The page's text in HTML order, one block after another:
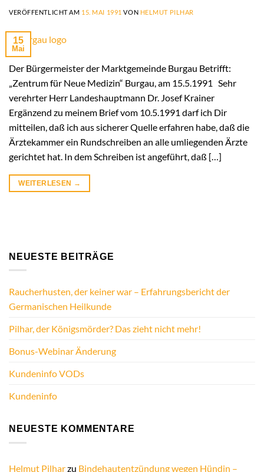
VERÖFFENTLICHT AM 15. MAI 1991 VON HELMUT PILHAR
15
Mai
Der Bürgermeister der Marktgemeinde Burgau Betrifft:
„Zentrum für Neue Medizin“ Burgau, am 15.5.1991 Sehr
verehrter Herr Landeshauptmann Dr. Josef Krainer
Ergänzend zu meinem Brief vom 10.5.1991 darf ich Dir
mitteilen, daß ich aus sicherer Quelle erfahren habe, daß die
Ärztekammer ein Rundschreiben an alle umliegenden Ärzte
gerichtet hat. In dem Schreiben ist angeführt, daß […]
WEITERLESEN →
NEUESTE BEITRÄGE
Raucherhusten, der keiner war – Erfahrungsbericht der
Germanischen Heilkunde
Pilhar, der Königsmörder? Das zieht nicht mehr!
Bonus-Webinar Änderung
Kundeninfo VODs
Kundeninfo
NEUESTE KOMMENTARE
Helmut Pilharzu Bindehautentzündung wegen Hündin –